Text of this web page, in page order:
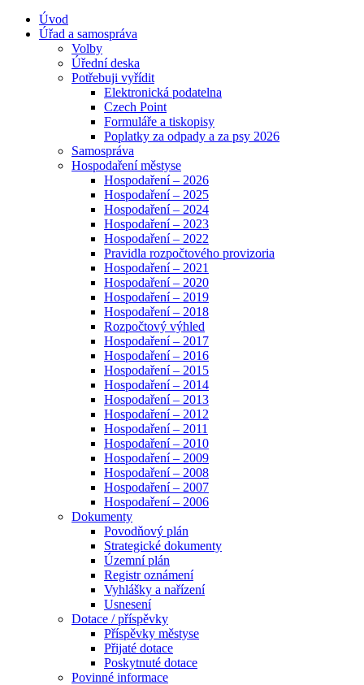
Úvod
Úřad a samospráva
Volby
Úřední deska
Potřebuji vyřídit
Elektronická podatelna
Czech Point
Formuláře a tiskopisy
Poplatky za odpady a za psy 2026
Samospráva
Hospodaření městyse
Hospodaření – 2026
Hospodaření – 2025
Hospodaření – 2024
Hospodaření – 2023
Hospodaření – 2022
Pravidla rozpočtového provizoria
Hospodaření – 2021
Hospodaření – 2020
Hospodaření – 2019
Hospodaření – 2018
Rozpočtový výhled
Hospodaření – 2017
Hospodaření – 2016
Hospodaření – 2015
Hospodaření – 2014
Hospodaření – 2013
Hospodaření – 2012
Hospodaření – 2011
Hospodaření – 2010
Hospodaření – 2009
Hospodaření – 2008
Hospodaření – 2007
Hospodaření – 2006
Dokumenty
Povodňový plán
Strategické dokumenty
Územní plán
Registr oznámení
Vyhlášky a nařízení
Usnesení
Dotace / příspěvky
Příspěvky městyse
Přijaté dotace
Poskytnuté dotace
Povinné informace